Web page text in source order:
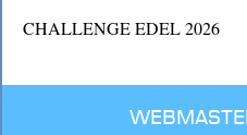
CHALLENGE EDEL 2026
Que les vents